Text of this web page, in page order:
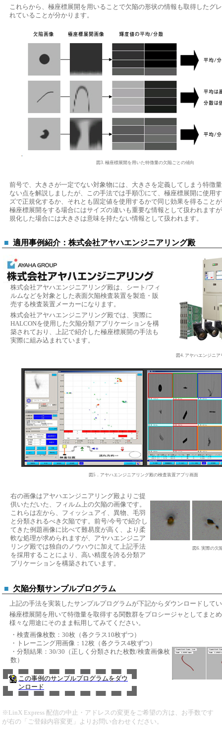
これらから、極座標展開を用いることで欠陥の形状の情報も取得したグ
れていることが分かります。
図3. 極座標展開を用いた特徴量の欠陥ごとの傾向
前号で、大きさが一定でない対象物には、大きさを定義してしまう特徴
ない点を解説しましたが、この手法では手順①にて、極座標展開に使用
ズで正規化するか、それとも固定値を使用するかで同じ効果を得ること
極座標展開をする場合にはサイズの違いも重要な情報として扱われます
規化した場合には大きさは意味を持たない情報として扱われます。
■ 適用事例紹介：株式会社アヤハエンジニアリング殿
株式会社アヤハエンジニアリング殿は、シート/フィ
ルムなどを対象とした表面欠陥検査装置を製造・販
売する検査装置メーカーになります。
株式会社アヤハエンジニアリング殿では、実際に
HALCONを使用した欠陥分類アプリケーションを構
築されており、上記で紹介した極座標展開の手法も
実際に組み込まれています。
図4. アヤハエンジニ
図5．アヤハエンジニアリング殿の検査装置アプリ画面
右の画像はアヤハエンジニアリング殿よりご提
供いただいた、フィルム上の欠陥の画像です。
これらは左から、フィッシュアイ、異物、毛羽
と分類されるべき欠陥です。前号/今号で紹介し
てきた例題画像に比べて難易度が高く、より柔
軟な処理が求められますが、アヤハエンジニア
リング殿では独自のノウハウに加えて上記手法
を採用することにより、高い精度を誇る分類ア
プリケーションを構築されています。
図6. 実際の欠
■ 欠陥分類サンプルプログラム
上記の手法を実装したサンプルプログラムが下記からダウンロードして
極座標展開を用いて特徴量を取得する関数群をプロシージャとしてまと
様々な用途にそのまま転用してみてください。
・検査画像枚数：30枚（各クラス10枚ずつ）
・トレーニング用画像：12枚（各クラス4枚ずつ）
・分類結果：30/30（正しく分類された枚数/検査画像枚
数）
この事例のサンプルプログラムをダウ
ンロード
※LinX Express 配信の中止・アドレスの変更をご希望の方は、お手数です
が右の「ご登録内容変更」よりお問い合わせください。